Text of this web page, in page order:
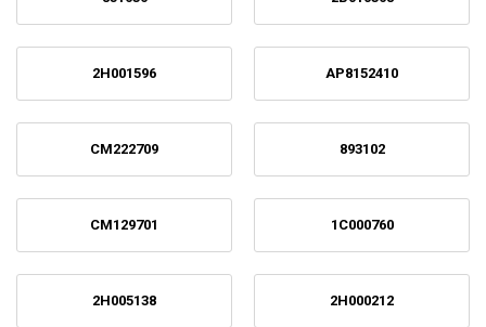
2H001596 AP8152410
CM222709 893102
CM129701 1C000760
2H005138 2H000212